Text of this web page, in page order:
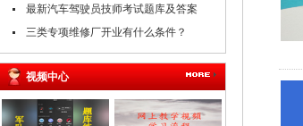
（二）
最新汽车驾驶员技师考试题库及答案
（一）
三类专项维修厂开业有什么条件？
视频中心